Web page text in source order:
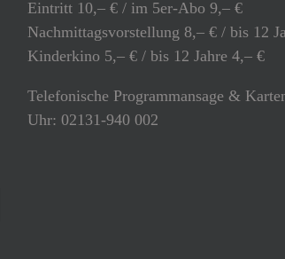
Eintritt 10,– € / im 5er-Abo 9,– €
Nachmittagsvorstellung 8,– € / bis 12
Kinderkino 5,– € / bis 12 Jahre 4,– €
Telefonische Programmansage &
Uhr: 02131-940 002